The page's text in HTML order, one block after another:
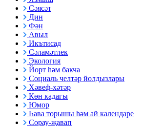
Сәясәт
Дин
Фән
Авыл
Икътисад
Сәламәтлек
Экология
Йорт һәм бакча
Социаль челтәр йолдызлары
Хәвеф-хәтәр
Көн кадагы
Юмор
Һава торышы һәм ай календаре
Сорау-җавап